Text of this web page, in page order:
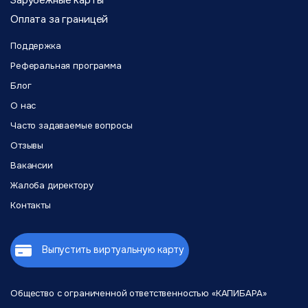
Общество с ограниченной ответственностью «КАПИБАРА»
Оплата за границей
Поддержка
Реферальная программа
Блог
О нас
Часто задаваемые вопросы
Отзывы
Вакансии
Жалоба директору
Контакты
Выпустить виртуальную карту